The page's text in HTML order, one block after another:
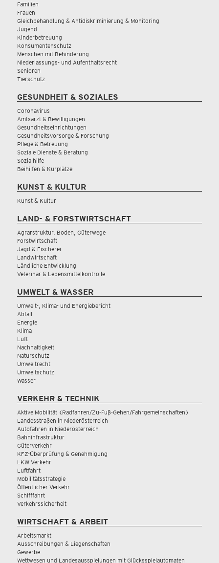
Familien
Frauen
Gleichbehandlung & Antidiskriminierung & Monitoring
Jugend
Kinderbetreuung
Konsumentenschutz
Menschen mit Behinderung
Niederlassungs- und Aufenthaltsrecht
Senioren
Tierschutz
GESUNDHEIT & SOZIALES
Coronavirus
Amtsarzt & Bewilligungen
Gesundheitseinrichtungen
Gesundheitsvorsorge & Forschung
Pflege & Betreuung
Soziale Dienste & Beratung
Sozialhilfe
Beihilfen & Kurplätze
KUNST & KULTUR
Kunst & Kultur
LAND- & FORSTWIRTSCHAFT
Agrarstruktur, Boden, Güterwege
Forstwirtschaft
Jagd & Fischerei
Landwirtschaft
Ländliche Entwicklung
Veterinär & Lebensmittelkontrolle
UMWELT & WASSER
Umwelt-, Klima- und Energiebericht
Abfall
Energie
Klima
Luft
Nachhaltigkeit
Naturschutz
Umweltrecht
Umweltschutz
Wasser
VERKEHR & TECHNIK
Aktive Mobilität (Radfahren/Zu-Fuß-Gehen/Fahrgemeinschaften)
Landesstraßen in Niederösterreich
Autofahren in Niederösterreich
Bahninfrastruktur
Güterverkehr
KFZ-Überprüfung & Genehmigung
LKW Verkehr
Luftfahrt
Mobilitätsstrategie
Öffentlicher Verkehr
Schifffahrt
Verkehrssicherheit
WIRTSCHAFT & ARBEIT
Arbeitsmarkt
Ausschreibungen & Liegenschaften
Gewerbe
Wettwesen und Landesausspielungen mit Glücksspielautomaten